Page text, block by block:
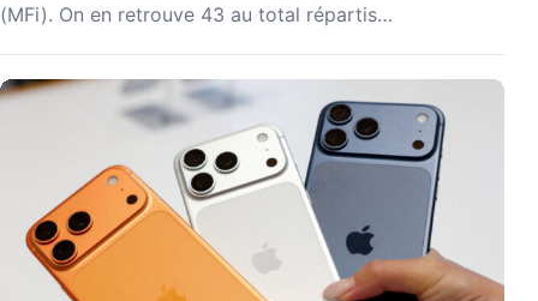
(MFi). On en retrouve 43 au total répartis…